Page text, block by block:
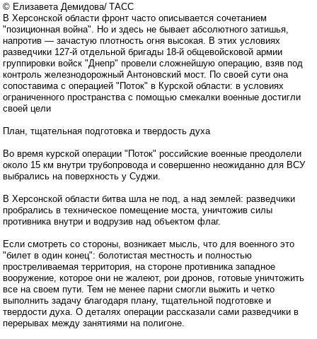
© Елизавета Демидова/ ТАСС
В Херсонской области фронт часто описывается сочетанием
"позиционная война". Но и здесь не бывает абсолютного затишья,
напротив — зачастую плотность огня высокая. В этих условиях
разведчики 127-й отдельной бригады 18-й общевойсковой армии
группировки войск "Днепр" провели сложнейшую операцию, взяв под
контроль железнодорожный Антоновский мост. По своей сути она
сопоставима с операцией "Поток" в Курской области: в условиях
ограниченного пространства с помощью смекалки военные достигли
своей цели
План, тщательная подготовка и твердость духа
Во время курской операции "Поток" российские военные преодолели
около 15 км внутри трубопровода и совершенно неожиданно для ВСУ
выбрались на поверхность у Суджи.
В Херсонской области битва шла не под, а над землей: разведчики
пробрались в техническое помещение моста, уничтожив силы
противника внутри и водрузив над объектом флаг.
Если смотреть со стороны, возникает мысль, что для военного это
"билет в один конец": болотистая местность и полностью
простреливаемая территория, на стороне противника западное
вооружение, которое они не жалеют, рои дронов, готовые уничтожить
все на своем пути. Тем не менее парни смогли выжить и четко
выполнить задачу благодаря плану, тщательной подготовке и
твердости духа. О деталях операции рассказали сами разведчики в
перерывах между занятиями на полигоне.